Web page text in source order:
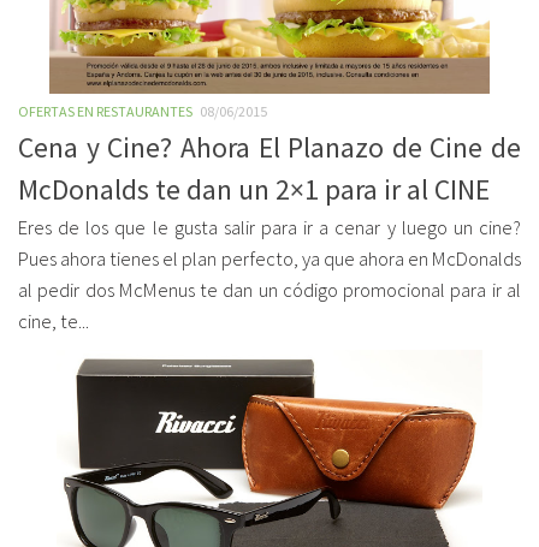
OFERTAS EN RESTAURANTES 08/06/2015
Cena y Cine? Ahora El Planazo de Cine de
McDonalds te dan un 2×1 para ir al CINE
Eres de los que le gusta salir para ir a cenar y luego un cine?
Pues ahora tienes el plan perfecto, ya que ahora en McDonalds
al pedir dos McMenus te dan un código promocional para ir al
cine, te...